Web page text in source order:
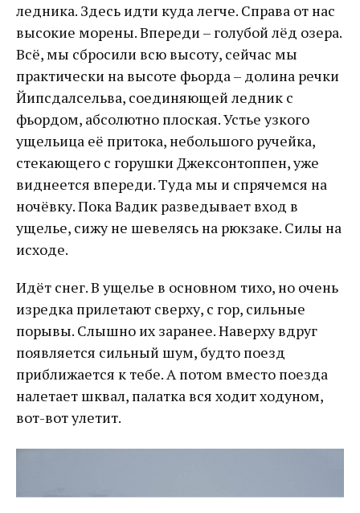
ледника. Здесь идти куда легче. Справа от нас
высокие морены. Впереди – голубой лёд озера.
Всё, мы сбросили всю высоту, сейчас мы
практически на высоте фьорда – долина речки
Йипсдалсельва, соединяющей ледник с
фьордом, абсолютно плоская. Устье узкого
ущельица её притока, небольшого ручейка,
стекающего с горушки Джексонтоппен, уже
виднеется впереди. Туда мы и спрячемся на
ночёвку. Пока Вадик разведывает вход в
ущелье, сижу не шевелясь на рюкзаке. Силы на
исходе.
Идёт снег. В ущелье в основном тихо, но очень
изредка прилетают сверху, с гор, сильные
порывы. Слышно их заранее. Наверху вдруг
появляется сильный шум, будто поезд
приближается к тебе. А потом вместо поезда
налетает шквал, палатка вся ходит ходуном,
вот-вот улетит.